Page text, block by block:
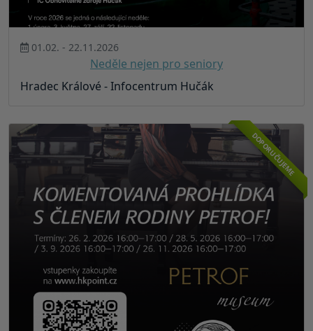
01.02. - 22.11.2026
Neděle nejen pro seniory
Hradec Králové - Infocentrum Hučák
DOPORUČUJEME